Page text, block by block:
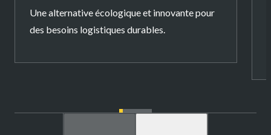
Une alternative écologique et innovante pour
des besoins logistiques durables.